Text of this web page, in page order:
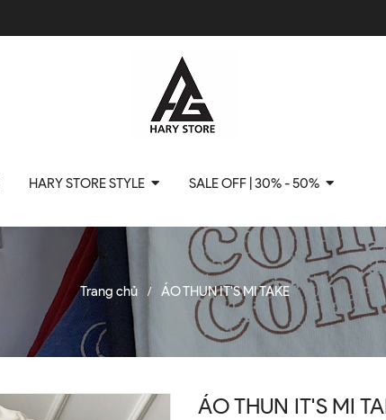
HARY STORE STYLE SALE OFF | 30% - 50%
Trang chủ / ÁO THUN IT'S MI TAKE
ÁO THUN IT'S MI